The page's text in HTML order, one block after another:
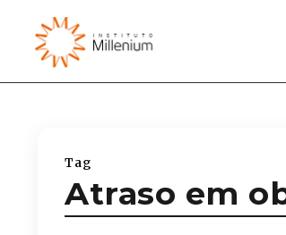
Tag
Atraso em